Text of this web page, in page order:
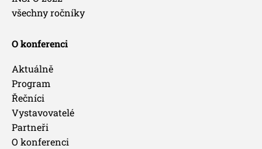
všechny ročníky
O konferenci
Aktuálně
Program
Řečníci
Vystavovatelé
Partneři
O konferenci